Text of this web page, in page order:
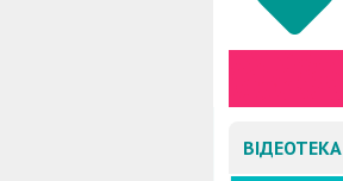
ВІДЕОТЕКА